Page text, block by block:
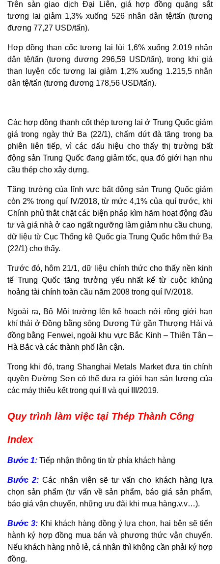
Trên sàn giao dịch Đại Liên, giá hợp đồng quặng sắt
tương lai giảm 1,3% xuống 526 nhân dân tệ/tấn (tương
đương 77,27 USD/tấn).
Hợp đồng than cốc tương lai lùi 1,6% xuống 2.019 nhân
dân tệ/tấn (tương đương 296,59 USD/tấn), trong khi giá
than luyện cốc tương lai giảm 1,2% xuống 1.215,5 nhân
dân tệ/tấn (tương đương 178,56 USD/tấn).
Các hợp đồng thanh cốt thép tương lai ở Trung Quốc giảm
giá trong ngày thứ Ba (22/1), chấm dứt đà tăng trong ba
phiên liên tiếp, vì các dấu hiệu cho thấy thị trường bất
động sản Trung Quốc đang giảm tốc, qua đó giới hạn nhu
cầu thép cho xây dựng.
Tăng trưởng của lĩnh vực bất động sản Trung Quốc giảm
còn 2% trong quí IV/2018, từ mức 4,1% của quí trước, khi
Chính phủ thắt chặt các biện pháp kìm hãm hoạt động đầu
tư và giá nhà ở cao ngất ngưỡng làm giảm nhu cầu chung,
dữ liệu từ Cục Thống kê Quốc gia Trung Quốc hôm thứ Ba
(22/1) cho thấy.
Trước đó, hôm 21/1, dữ liệu chính thức cho thấy nền kinh
tế Trung Quốc tăng trưởng yếu nhất kể từ cuộc khủng
hoảng tài chính toàn cầu năm 2008 trong quí IV/2018.
Ngoài ra, Bộ Môi trường lên kế hoạch nới rộng giới hạn
khí thải ở Đồng bằng sông Dương Tử gần Thượng Hải và
đồng bằng Fenwei, ngoài khu vực Bắc Kinh – Thiên Tân –
Hà Bắc và các thành phố lân cận.
Trong khi đó, trang Shanghai Metals Market đưa tin chính
quyền Đường Sơn có thể đưa ra giới hạn sản lượng của
các máy thiêu kết trong quí II và quí III/2019.
Quy trình làm việc tại Thép Thành Công
Index
Bước 1: Tiếp nhận thông tin từ phía khách hàng
Bước 2: Các nhân viên sẽ tư vấn cho khách hàng lựa
chọn sản phẩm (tư vấn về sản phẩm, báo giá sản phẩm,
báo giá vận chuyển, những ưu đãi khi mua hàng.v.v…).
Bước 3:Khi khách hàng đồng ý lựa chọn, hai bên sẽ tiến
hành ký hợp đồng mua bán và phương thức vận chuyển.
Nếu khách hàng nhỏ lẻ, cá nhân thì không cần phải ký hợp
đồng.